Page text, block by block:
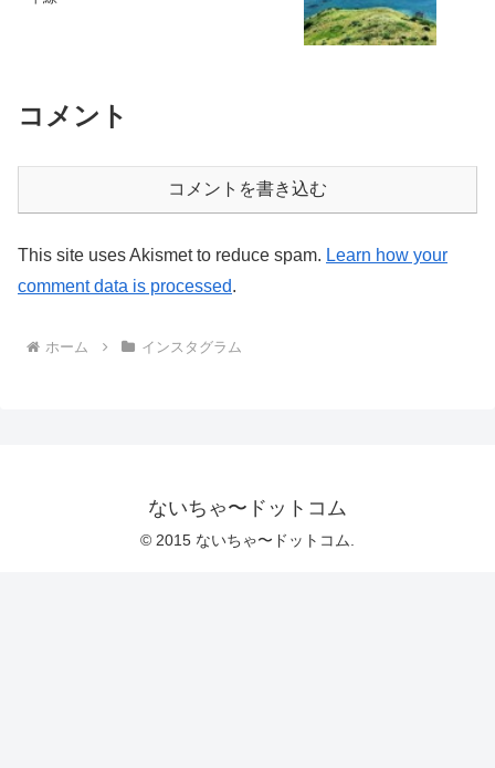
コメント
コメントを書き込む
This site uses Akismet to reduce spam. Learn how your
comment data is processed.
ホーム インスタグラム
ないちゃ〜ドットコム
© 2015 ないちゃ〜ドットコム.